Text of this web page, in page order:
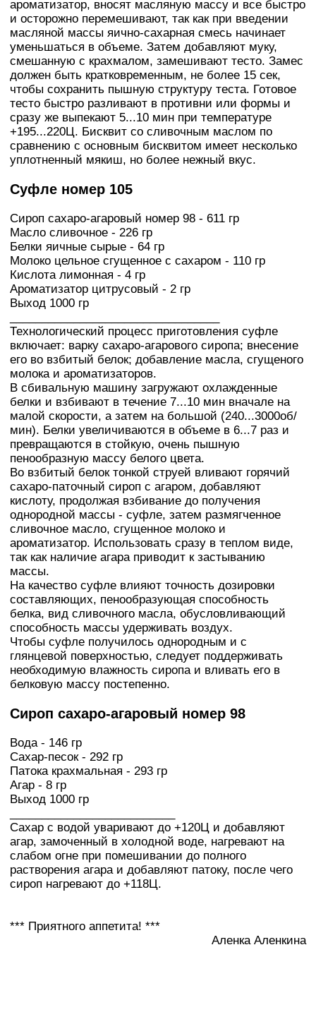
ароматизатор, вносят масляную массу и все быстро
и осторожно перемешивают, так как при введении
масляной массы яично-сахарная смесь начинает
уменьшаться в объеме. Затем добавляют муку,
смешанную с крахмалом, замешивают тесто. Замес
должен быть кратковременным, не более 15 сек,
чтобы сохранить пышную структуру теста. Готовое
тесто быстро разливают в противни или формы и
сразу же выпекают 5...10 мин при температуре
+195...220Ц. Бисквит со сливочным маслом по
сравнению с основным бисквитом имеет несколько
уплотненный мякиш, но более нежный вкус.
Суфле номер 105
Сироп сахаро-агаровый номер 98 - 611 гр
Масло сливочное - 226 гр
Белки яичные сырые - 64 гр
Молоко цельное сгущенное с сахаром - 110 гр
Кислота лимонная - 4 гр
Ароматизатор цитрусовый - 2 гр
Выход 1000 гр
Технологический процесс приготовления суфле
включает: варку сахаро-агарового сиропа; внесение
его во взбитый белок; добавление масла, сгущеного
молока и ароматизаторов.
В сбивальную машину загружают охлажденные
белки и взбивают в течение 7...10 мин вначале на
малой скорости, а затем на большой (240...3000об/
мин). Белки увеличиваются в объеме в 6...7 раз и
превращаются в стойкую, очень пышную
пенообразную массу белого цвета.
Во взбитый белок тонкой струей вливают горячий
сахаро-паточный сироп с агаром, добавляют
кислоту, продолжая взбивание до получения
однородной массы - суфле, затем размягченное
сливочное масло, сгущенное молоко и
ароматизатор. Использовать сразу в теплом виде,
так как наличие агара приводит к застыванию
массы.
На качество суфле влияют точность дозировки
составляющих, пенообразующая способность
белка, вид сливочного масла, обусловливающий
способность массы удерживать воздух.
Чтобы суфле получилось однородным и с
глянцевой поверхностью, следует поддерживать
необходимую влажность сиропа и вливать его в
белковую массу постепенно.
Сироп сахаро-агаровый номер 98
Вода - 146 гр
Сахар-песок - 292 гр
Патока крахмальная - 293 гр
Агар - 8 гр
Выход 1000 гр
Сахар с водой уваривают до +120Ц и добавляют
агар, замоченный в холодной воде, нагревают на
слабом огне при помешивании до полного
растворения агара и добавляют патоку, после чего
сироп нагревают до +118Ц.
*** Приятного аппетита! ***
Аленка Аленкина